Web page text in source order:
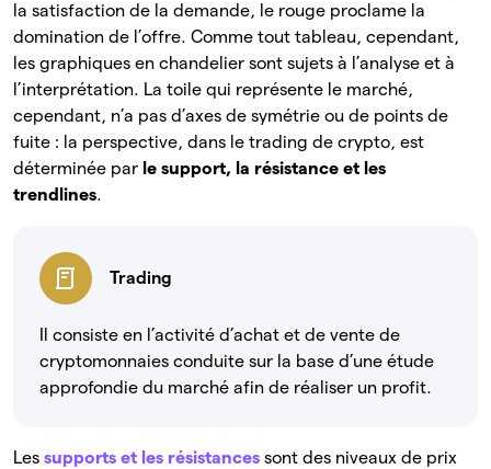
la satisfaction de la demande, le rouge proclame la
domination de l’offre. Comme tout tableau, cependant,
les graphiques en chandelier sont sujets à l’analyse et à
l’interprétation. La toile qui représente le marché,
cependant, n’a pas d’axes de symétrie ou de points de
fuite : la perspective, dans le trading de crypto, est
déterminée par le support, la résistance et les
trendlines.
Trading
Il consiste en l’activité d’achat et de vente de
cryptomonnaies conduite sur la base d’une étude
approfondie du marché afin de réaliser un profit.
Les supports et les résistances sont des niveaux de prix